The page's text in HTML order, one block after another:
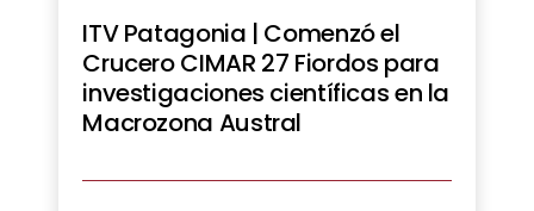
ITV Patagonia | Comenzó el
Crucero CIMAR 27 Fiordos para
investigaciones científicas en la
Macrozona Austral